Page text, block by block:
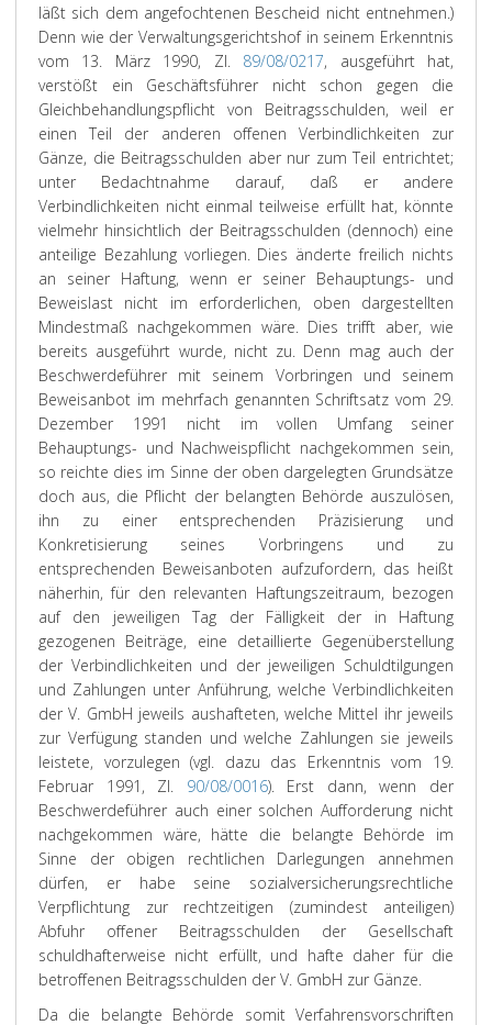
läßt sich dem angefochtenen Bescheid nicht entnehmen.)
Denn wie der Verwaltungsgerichtshof in seinem Erkenntnis
vom 13. März 1990, Zl. 89/08/0217, ausgeführt hat,
verstößt ein Geschäftsführer nicht schon gegen die
Gleichbehandlungspflicht von Beitragsschulden, weil er
einen Teil der anderen offenen Verbindlichkeiten zur
Gänze, die Beitragsschulden aber nur zum Teil entrichtet;
unter Bedachtnahme darauf, daß er andere
Verbindlichkeiten nicht einmal teilweise erfüllt hat, könnte
vielmehr hinsichtlich der Beitragsschulden (dennoch) eine
anteilige Bezahlung vorliegen. Dies änderte freilich nichts
an seiner Haftung, wenn er seiner Behauptungs- und
Beweislast nicht im erforderlichen, oben dargestellten
Mindestmaß nachgekommen wäre. Dies trifft aber, wie
bereits ausgeführt wurde, nicht zu. Denn mag auch der
Beschwerdeführer mit seinem Vorbringen und seinem
Beweisanbot im mehrfach genannten Schriftsatz vom 29.
Dezember 1991 nicht im vollen Umfang seiner
Behauptungs- und Nachweispflicht nachgekommen sein,
so reichte dies im Sinne der oben dargelegten Grundsätze
doch aus, die Pflicht der belangten Behörde auszulösen,
ihn zu einer entsprechenden Präzisierung und
Konkretisierung seines Vorbringens und zu
entsprechenden Beweisanboten aufzufordern, das heißt
näherhin, für den relevanten Haftungszeitraum, bezogen
auf den jeweiligen Tag der Fälligkeit der in Haftung
gezogenen Beiträge, eine detaillierte Gegenüberstellung
der Verbindlichkeiten und der jeweiligen Schuldtilgungen
und Zahlungen unter Anführung, welche Verbindlichkeiten
der V. GmbH jeweils aushafteten, welche Mittel ihr jeweils
zur Verfügung standen und welche Zahlungen sie jeweils
leistete, vorzulegen (vgl. dazu das Erkenntnis vom 19.
Februar 1991, Zl. 90/08/0016). Erst dann, wenn der
Beschwerdeführer auch einer solchen Aufforderung nicht
nachgekommen wäre, hätte die belangte Behörde im
Sinne der obigen rechtlichen Darlegungen annehmen
dürfen, er habe seine sozialversicherungsrechtliche
Verpflichtung zur rechtzeitigen (zumindest anteiligen)
Abfuhr offener Beitragsschulden der Gesellschaft
schuldhafterweise nicht erfüllt, und hafte daher für die
betroffenen Beitragsschulden der V. GmbH zur Gänze.
Da die belangte Behörde somit Verfahrensvorschriften